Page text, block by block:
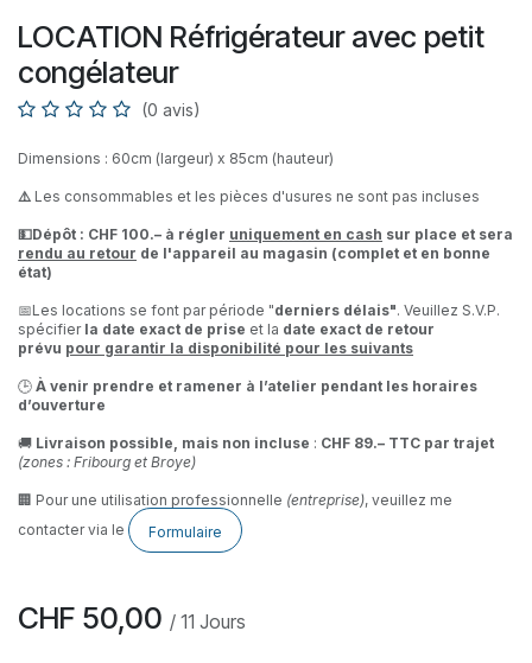
LOCATION Réfrigérateur avec petit
congélateur
(0 avis)
Dimensions : 60cm (largeur) x 85cm (hauteur)
⚠️ Les consommables et les pièces d'usures ne sont pas incluses
💵Dépôt : CHF 100.– à régler uniquement en cash sur place et sera
rendu au retour de l'appareil au magasin (complet et en bonne
état)
📅Les locations se font par période "derniers délais". Veuillez S.V.P.
spécifier la date exact de prise et la date exact de retour
prévu pour garantir la disponibilité pour les suivants
🕒 À venir prendre et ramener à l’atelier pendant les horaires
d’ouverture
🚚 Livraison possible, mais non incluse : CHF 89.– TTC par trajet
(zones : Fribourg et Broye)
🏢 Pour une utilisation professionnelle (entreprise), veuillez me
contacter via le
Formulaire
CHF 50,00 / 11 Jours